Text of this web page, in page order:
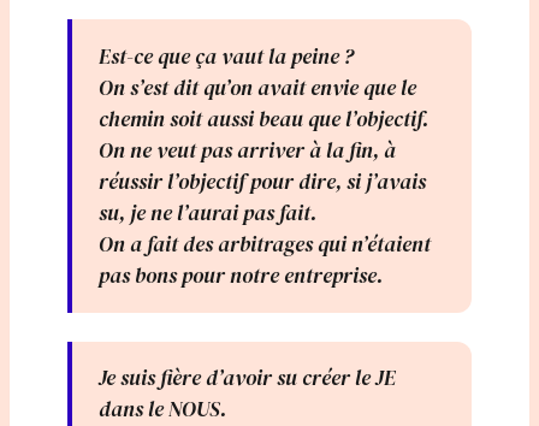
Est-ce que ça vaut la peine ?
On s’est dit qu’on avait envie que le
chemin soit aussi beau que l’objectif.
On ne veut pas arriver à la fin, à
réussir l’objectif pour dire, si j’avais
su, je ne l’aurai pas fait.
On a fait des arbitrages qui n’étaient
pas bons pour notre entreprise.
Je suis fière d’avoir su créer le JE
dans le NOUS.